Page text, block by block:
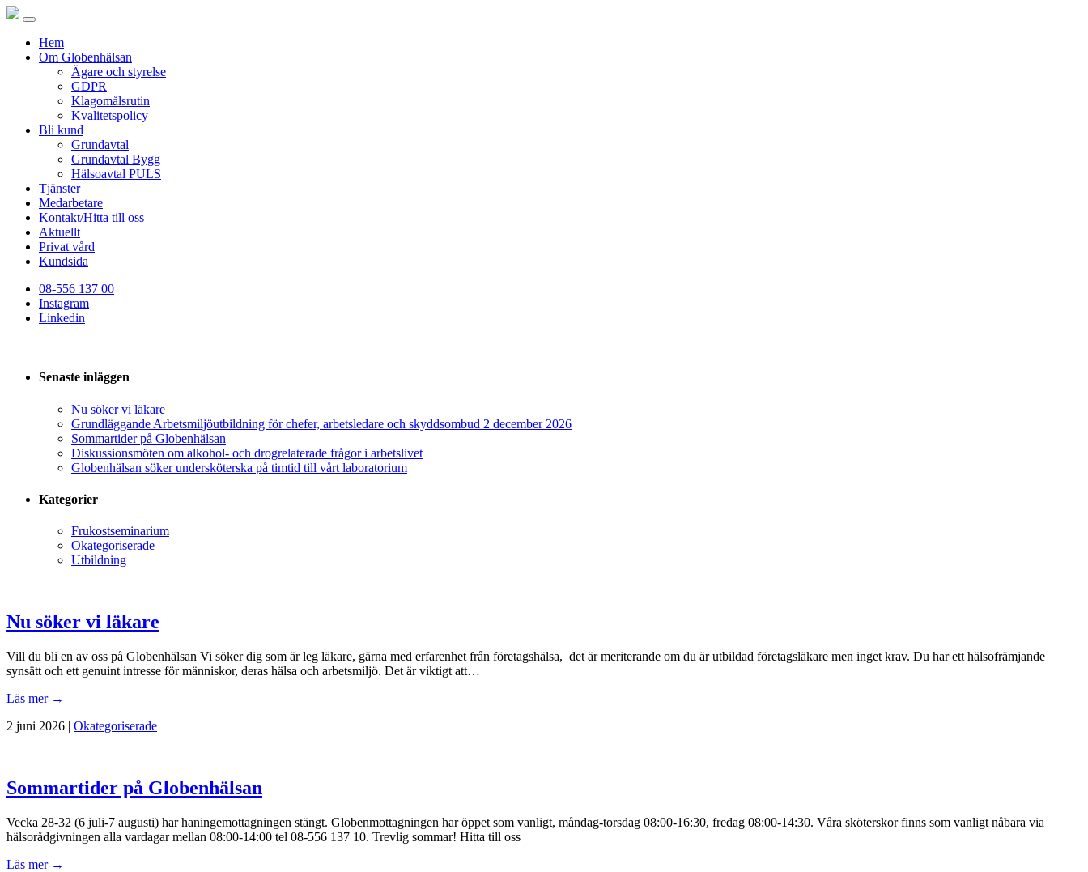
Hem
Om Globenhälsan
Ägare och styrelse
GDPR
Klagomålsrutin
Kvalitetspolicy
Bli kund
Grundavtal
Grundavtal Bygg
Hälsoavtal PULS
Tjänster
Medarbetare
Kontakt/Hitta till oss
Aktuellt
Privat vård
Kundsida
08-556 137 00
Instagram
Linkedin
Senaste inläggen
Nu söker vi läkare
Grundläggande Arbetsmiljöutbildning för chefer, arbetsledare och skyddsombud 2 december 2026
Sommartider på Globenhälsan
Diskussionsmöten om alkohol- och drogrelaterade frågor i arbetslivet
Globenhälsan söker undersköterska på timtid till vårt laboratorium
Kategorier
Frukostseminarium
Okategoriserade
Utbildning
Nu söker vi läkare
Vill du bli en av oss på Globenhälsan Vi söker dig som är leg läkare, gärna med erfarenhet från företagshälsa, det är meriterande om du är utbildad företagsläkare men inget krav. Du har ett hälsofrämjande
synsätt och ett genuint intresse för människor, deras hälsa och arbetsmiljö. Det är viktigt att…
Läs mer →
2 juni 2026 | Okategoriserade
Sommartider på Globenhälsan
Vecka 28-32 (6 juli-7 augusti) har haningemottagningen stängt. Globenmottagningen har öppet som vanligt, måndag-torsdag 08:00-16:30, fredag 08:00-14:30. Våra sköterskor finns som vanligt nåbara via
hälsorådgivningen alla vardagar mellan 08:00-14:00 tel 08-556 137 10. Trevlig sommar! Hitta till oss
Läs mer →